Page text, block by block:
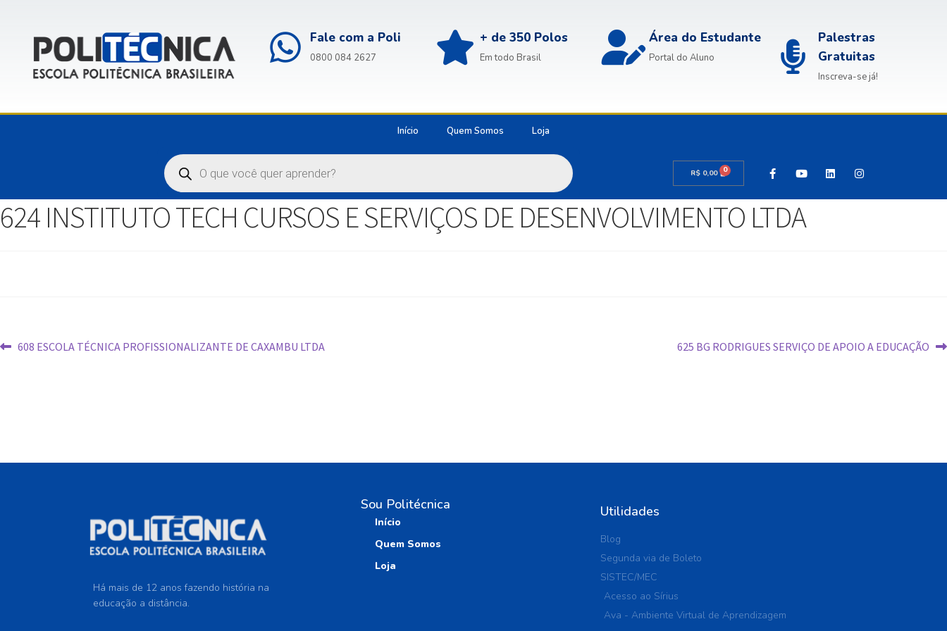
Fale com a Poli
0800 084 2627
+ de 350 Polos
Em todo Brasil
Área do Estudante
Portal do Aluno
Palestras
Gratuitas
Inscreva-se já!
Início Quem Somos Loja
R$ 0,00 0
624 INSTITUTO TECH CURSOS E SERVIÇOS DE DESENVOLVIMENTO LTDA
608 ESCOLA TÉCNICA PROFISSIONALIZANTE DE CAXAMBU LTDA 625 BG RODRIGUES SERVIÇO DE APOIO A EDUCAÇÃO
Há mais de 12 anos fazendo história na
educação a distância.
Sou Politécnica
Início
Quem Somos
Loja
Utilidades
Blog
Segunda via de Boleto
SISTEC/MEC
Acesso ao Sírius
Ava - Ambiente Virtual de Aprendizagem